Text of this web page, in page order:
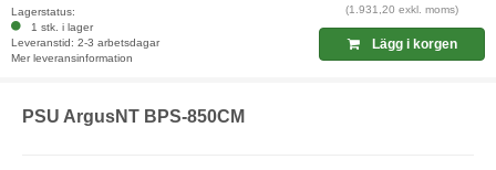
Lagerstatus:
1 stk. i lager
Leveranstid: 2-3 arbetsdagar
Mer leveransinformation
(1.931,20 exkl. moms)
Lägg i korgen
PSU ArgusNT BPS-850CM